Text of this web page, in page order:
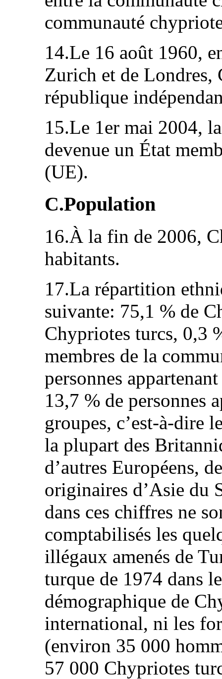
communauté
14.Le 16 août 1960,
Zurich et de Londres,
république
15.Le 1er mai 2004,
devenue un État
(UE).
C.Population
16.À la fin de 2006,
habitants.
17.La répartition
suivante: 75,1 % de
Chypriotes turcs, 0,3
membres de la
personnes
13,7 % de personnes
groupes, c’est-à-dire
la plupart des
d’autres Européens,
originaires d’Asie du
dans ces chiffres ne
comptabilisés les
illégaux amenés de
turque de 1974 dans
démographique de
international, ni les
(environ 35 000
57 000 Chypriotes